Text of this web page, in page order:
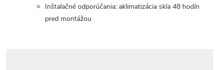
Inštalačné odporúčania: aklimatizácia skla 48 hodín
pred montážou